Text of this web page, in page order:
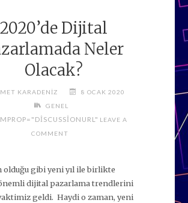
2020’de Dijital
Neler
Olacak?
KARADENIZ
8 OCAK 2020
GENEL
LEAVE A
COMMENT
olduğu gibi yeni yıl ile birlikte
dijital pazarlama trendlerini
geldi. Haydi o zaman, yeni